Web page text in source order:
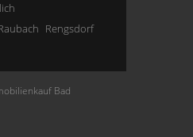
Rengsdorf
Bad